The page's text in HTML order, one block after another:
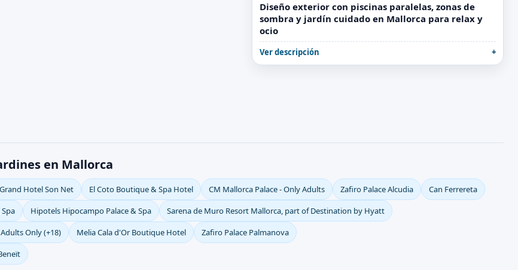
Diseño exterior con piscinas paralelas, zonas de
sombra y jardín cuidado en Mallorca para relax y
ocio
Ver descripción
en Mallorca
Grand Hotel Son Net El Coto Boutique & Spa Hotel CM Mallorca Palace - Only Adults Zafiro Palace Alcudia
Can Ferrereta
Hipotels Hipocampo Palace & Spa
Sarena de Muro Resort Mallorca, part of Destination by Hyatt
Only (+18) Melia Cala d'Or Boutique Hotel
Zafiro Palace Palmanova